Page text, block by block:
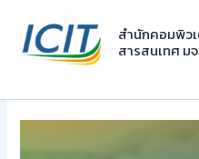
content
สำนักคอมพิว
สารสนเทศ ม